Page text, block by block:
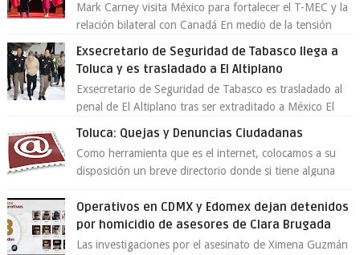
Mark Carney visita México para fortalecer el T-MEC y la
relación bilateral con Canadá En medio de la tensión
Exsecretario de Seguridad de Tabasco llega a
Toluca y es trasladado a El Altiplano
Exsecretario de Seguridad de Tabasco es trasladado al
penal de El Altiplano tras ser extraditado a México El
Toluca: Quejas y Denuncias Ciudadanas
Como herramienta que es el internet, colocamos a su
disposición un breve directorio donde si tiene alguna
Operativos en CDMX y Edomex dejan detenidos
por homicidio de asesores de Clara Brugada
Las investigaciones por el asesinato de Ximena Guzmán